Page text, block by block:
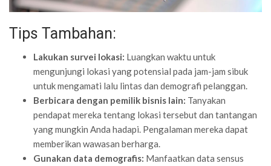
Tips Tambahan:
Lakukan survei lokasi: Luangkan waktu untuk
mengunjungi lokasi yang potensial pada jam-jam sibuk
untuk mengamati lalu lintas dan demografi pelanggan.
Berbicara dengan pemilik bisnis lain: Tanyakan
pendapat mereka tentang lokasi tersebut dan tantangan
yang mungkin Anda hadapi. Pengalaman mereka dapat
memberikan wawasan berharga.
Gunakan data demografis: Manfaatkan data sensus